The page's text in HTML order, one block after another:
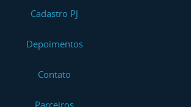
Cadastro PJ
Depoimentos
Contato
Parceiros